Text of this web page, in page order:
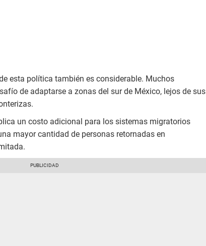
esta política también es considerable. Muchos
de adaptarse a zonas del sur de México, lejos de sus
un costo adicional para los sistemas migratorios
mayor cantidad de personas retornadas en